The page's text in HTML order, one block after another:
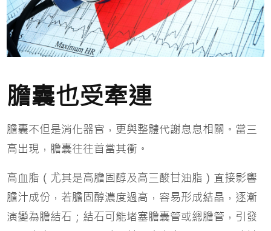
膽囊也受牽連
膽囊不但是消化器官，更與整體代謝息息相關。當三
高出現，膽囊往往首當其衝。
高血脂（尤其是高膽固醇及高三酸甘油脂）直接影響
膽汁成份，若膽固醇濃度過高，容易形成結晶，逐漸
演變為膽結石；結石可能堵塞膽囊管或總膽管，引發